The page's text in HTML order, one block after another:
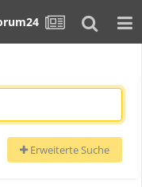
Erweiterte Suche